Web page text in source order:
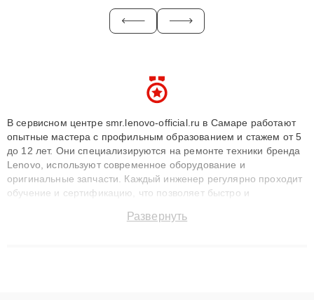
В сервисном центре smr.lenovo-official.ru в Самаре работают
опытные мастера с профильным образованием и стажем от 5
до 12 лет. Они специализируются на ремонте техники бренда
Lenovo, используют современное оборудование и
оригинальные запчасти. Каждый инженер регулярно проходит
обучение и сертификацию, что позволяет быстро и
сохранением гарантии до 3 лет. Наши мастера решают
Развернуть